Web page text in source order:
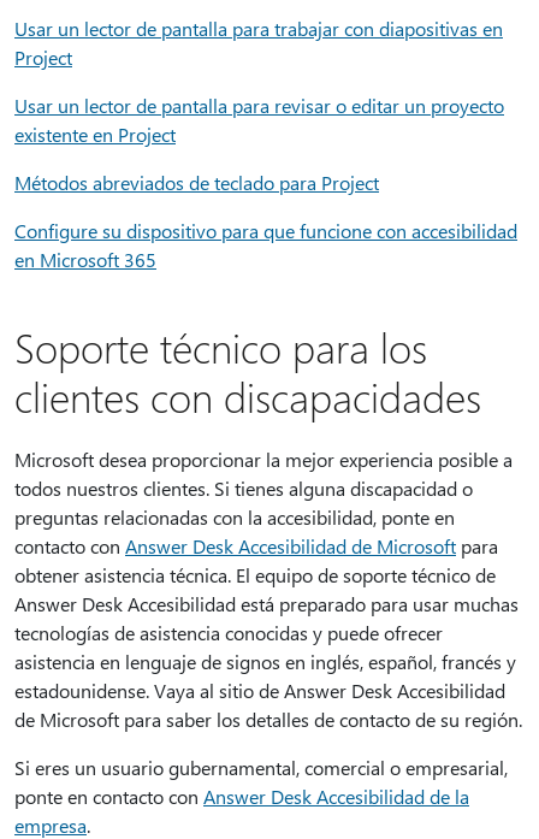
Usar un lector de pantalla para trabajar con diapositivas en
Project
Usar un lector de pantalla para revisar o editar un proyecto
existente en Project
Métodos abreviados de teclado para Project
Configure su dispositivo para que funcione con accesibilidad
en Microsoft 365
Soporte técnico para los
clientes con discapacidades
Microsoft desea proporcionar la mejor experiencia posible a
todos nuestros clientes. Si tienes alguna discapacidad o
preguntas relacionadas con la accesibilidad, ponte en
contacto con Answer Desk Accesibilidad de Microsoft para
obtener asistencia técnica. El equipo de soporte técnico de
Answer Desk Accesibilidad está preparado para usar muchas
tecnologías de asistencia conocidas y puede ofrecer
asistencia en lenguaje de signos en inglés, español, francés y
estadounidense. Vaya al sitio de Answer Desk Accesibilidad
de Microsoft para saber los detalles de contacto de su región.
Si eres un usuario gubernamental, comercial o empresarial,
ponte en contacto con Answer Desk Accesibilidad de la
empresa.